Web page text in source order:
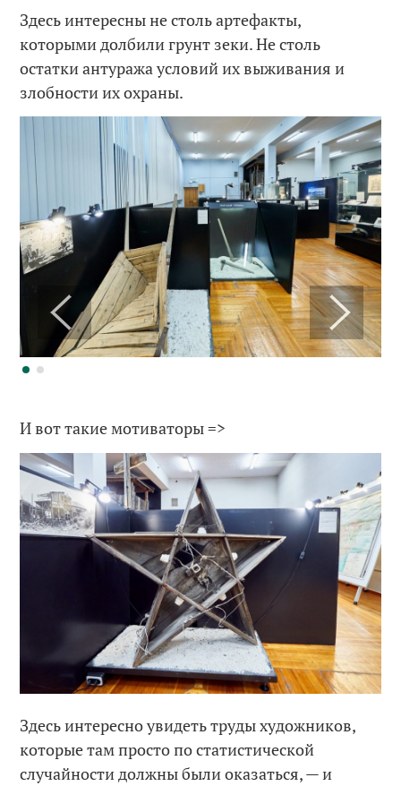
Здесь интересны не столь артефакты,
которыми долбили грунт зеки. Не столь
остатки антуража условий их выживания и
злобности их охраны.
И вот такие мотиваторы =>
Здесь интересно увидеть труды художников,
которые там просто по статистической
случайности должны были оказаться, — и